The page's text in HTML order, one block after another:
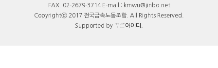
FAX. 02-2679-3714 E-mail : kmwu@jinbo.net
Copyrightⓒ 2017 전국금속노동조합. All Rights Reserved.
Supported by 푸른아이티.